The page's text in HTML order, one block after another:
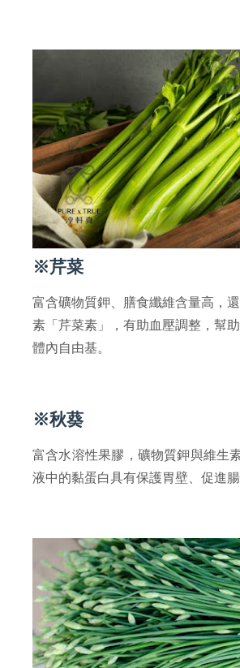
※芹菜
富含礦物質鉀、膳食纖維含量高，
素「芹菜素」，有助血壓調整，幫
體內自由基。
※秋葵
富含水溶性果膠，礦物質鉀與維生
液中的黏蛋白具有保護胃壁、促進腸